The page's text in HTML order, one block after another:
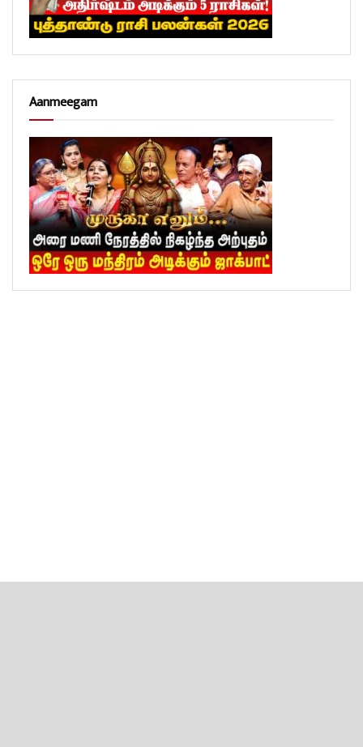
Aanmeegam